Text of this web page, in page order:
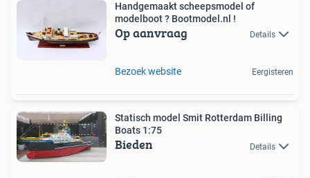
Handgemaakt scheepsmodel of
modelboot ? Bootmodel.nl !
Op aanvraag Details
Bezoek website Eergisteren
Statisch model Smit Rotterdam Billing
Boats 1:75
Bieden Details